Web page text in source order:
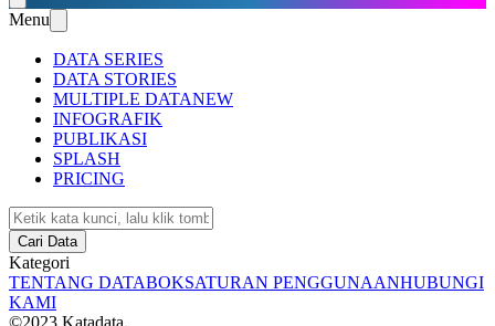
Menu
DATA SERIES
DATA STORIES
MULTIPLE DATANEW
INFOGRAFIK
PUBLIKASI
SPLASH
PRICING
Cari Data
Kategori
TENTANG DATABOKSATURAN PENGGUNAANHUBUNGI
KAMI
©2023 Katadata.